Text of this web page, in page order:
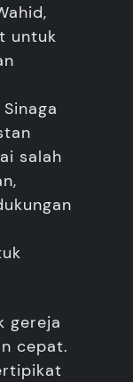
untuk
salah
gereja
cepat.